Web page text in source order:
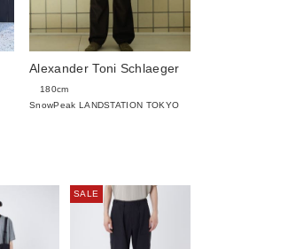
Alexander Toni Schlaeger
180cm
SnowPeak LANDSTATION TOKYO
SALE